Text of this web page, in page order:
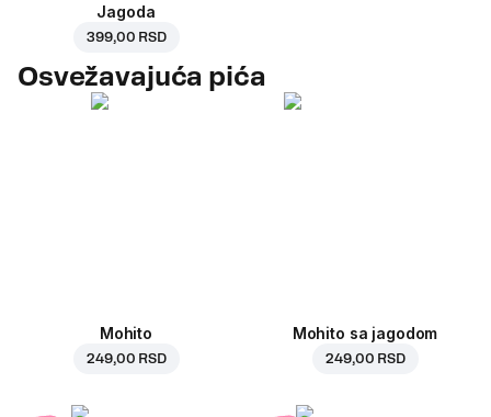
Jagoda
399,00 RSD
Osvežavajuća pića
Mohito
249,00 RSD
Mohito sa jagodom
249,00 RSD